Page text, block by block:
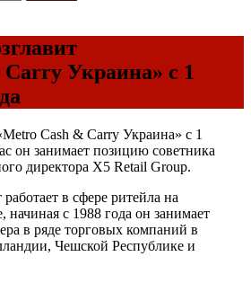
Украина» с 1
Cash & Carry Украина» с 1
он занимает позицию советника
директора Х5 Retail Group.
в сфере ритейла на
с 1988 года он занимает
в ряде торговых компаний в
Чешской Республике и